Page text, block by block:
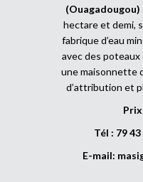
(Ouagadougou)
hectare et demi,
fabrique d’eau
avec des
une maisonnette
d’attribution et
Tél : 79
E-mail: